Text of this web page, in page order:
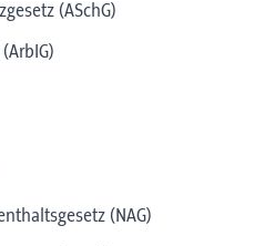
(ASchG)
(NAG)